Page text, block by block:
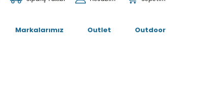
Markalarımız Outlet Outdoor